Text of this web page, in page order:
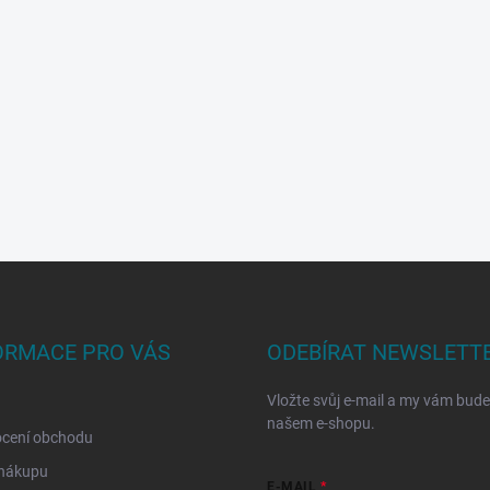
PRO VÁS
obchodu
ODEBÍRAT
Vložte svůj e-mail a my vám
našem e-shopu.
E-MAIL